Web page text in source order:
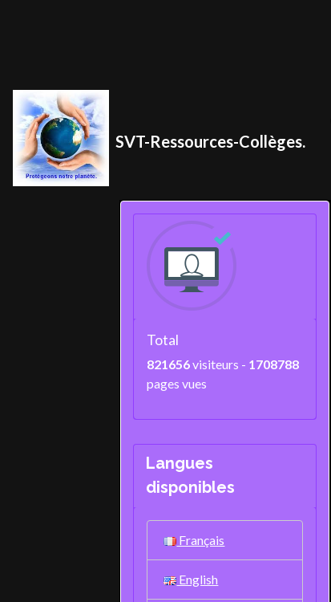
SVT-Ressources-Collèges.
Total
821656visiteurs - 1708788
pages vues
Langues
disponibles
Français
English